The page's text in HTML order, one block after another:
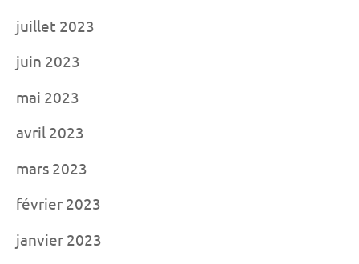
juillet 2023
juin 2023
mai 2023
avril 2023
mars 2023
février 2023
janvier 2023